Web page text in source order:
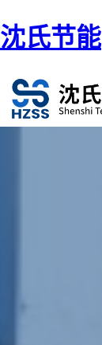
沈氏节能